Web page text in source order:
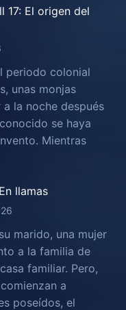
17: El origen del
periodo colonial
unas monjas
la noche después
se haya
Mientras
llamas
marido, una mujer
a la familia de
familiar. Pero,
a
poseídos, el